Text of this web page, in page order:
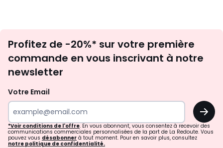
newsletter
Profitez de -20%* sur votre première
commande en vous inscrivant à notre
newsletter
Votre Email
OK
*Voir conditions de l'offre. En vous abonnant, vous consentez à recevoir des
communications commerciales personnalisées de la part de La Redoute. Vous
pouvez vous désabonner à tout moment. Pour en savoir plus, consultez
notre politique de confidentialité.